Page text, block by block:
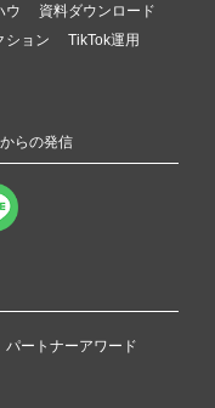
ウ
資料ダウンロード
ション
TikTok運用
らの発信
パートナーアワード